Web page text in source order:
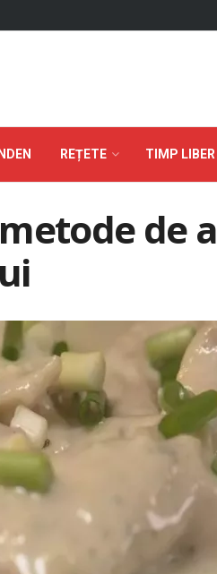
REȚETE TIMP LIBER
de a